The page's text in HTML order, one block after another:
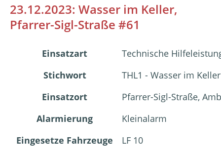
23.12.2023: Wasser im Keller,
Pfarrer-Sigl-Straße #61
Einsatzart
Technische
Stichwort
THL1 - Wasser im
Einsatzort
Pfarrer-Sigl-Straße,
Alarmierung
Kleinalarm
Eingesetze Fahrzeuge
LF 10